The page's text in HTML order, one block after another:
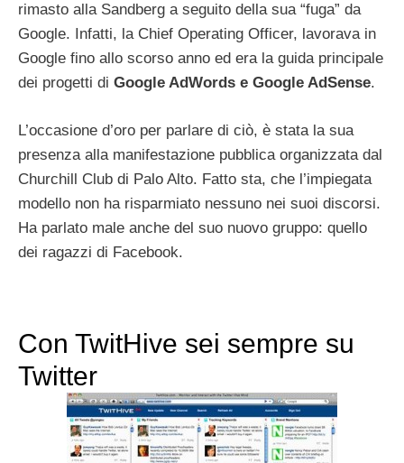
rimasto alla Sandberg a seguito della sua “fuga” da
Google. Infatti, la Chief Operating Officer, lavorava in
Google fino allo scorso anno ed era la guida principale
dei progetti di Google AdWords e Google AdSense.
L’occasione d’oro per parlare di ciò, è stata la sua
presenza alla manifestazione pubblica organizzata dal
Churchill Club di Palo Alto. Fatto sta, che l’impiegata
modello non ha risparmiato nessuno nei suoi discorsi.
Ha parlato male anche del suo nuovo gruppo: quello
dei ragazzi di Facebook.
Con TwitHive sei sempre su
Twitter